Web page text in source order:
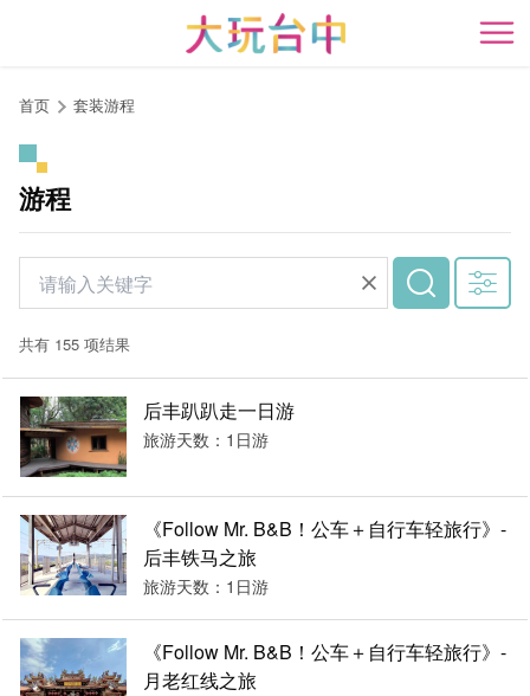
开
首页 套装游程
游程
共有 155 项结果
后丰趴趴走一日游
旅游天数：1日游
《Follow Mr. B&B！公车＋自行车轻旅行》-
后丰铁马之旅
旅游天数：1日游
《Follow Mr. B&B！公车＋自行车轻旅行》-
月老红线之旅